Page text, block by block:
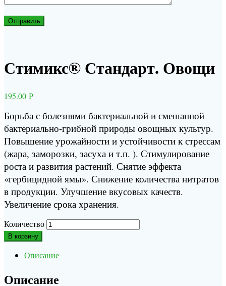
Стимикс® Стандарт. Овощи
195.00 Р
Борьба с болезнями бактериальной и смешанной
бактериально-грибной природы овощных культур.
Повышение урожайности и устойчивости к стрессам
(жара, заморозки, засуха и т.п. ). Стимулирование
роста и развития растений. Снятие эффекта
«гербицидной ямы». Снижение количества нитратов
в продукции. Улучшение вкусовых качеств.
Увеличение срока хранения.
Количество
В корзину
Описание
Описание